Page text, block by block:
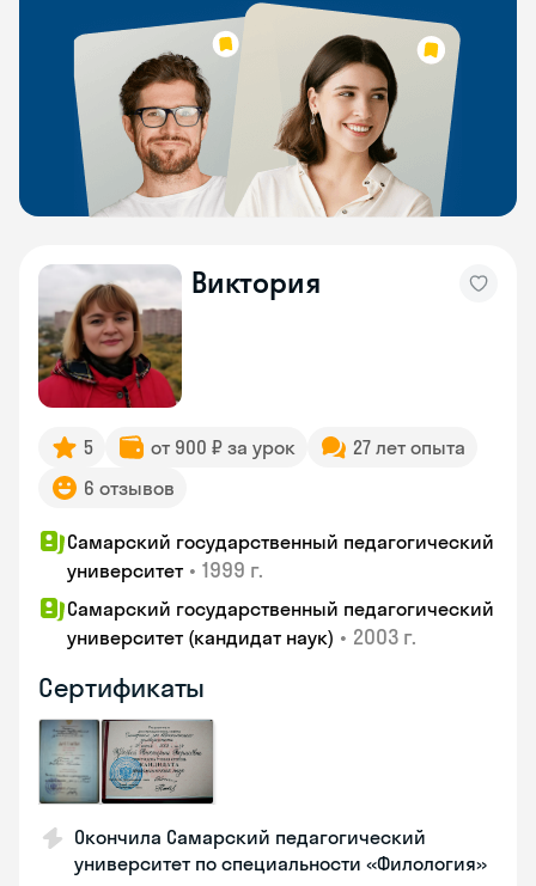
Виктория
5 от 900 ₽ за урок
27 лет опыта
6 отзывов
Самарский государственный педагогический
университет • 1999 г.
Самарский государственный педагогический
университет (кандидат наук) • 2003 г.
Сертификаты
Окончила Самарский педагогический
университет по специальности «Филология»